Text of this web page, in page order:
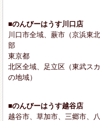
■のんびーはうす川口店
川口市全域、蕨市（京浜東
部
東京都
北区全域、足立区（東武ス
の地域）
■のんびーはうす越谷店
越谷市、草加市、三郷市、